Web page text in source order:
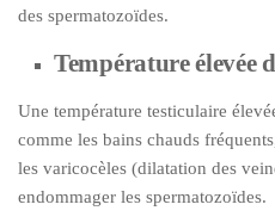
des spermatozoïdes.
Température élevée
Une température testiculaire
comme les bains chauds
les varicocèles (dilatation des
endommager les spermatozoïdes.